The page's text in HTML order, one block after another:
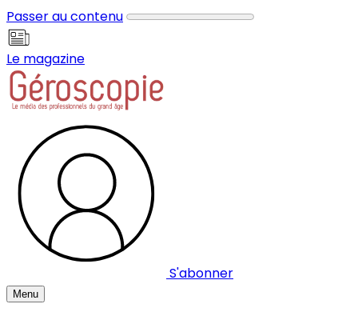
Passer au contenu
Le magazine
S'abonner
Menu
Panneau de gestion des cookies